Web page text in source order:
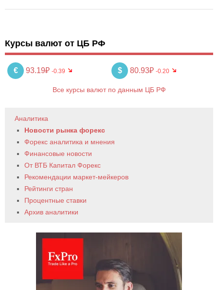
Курсы валют от ЦБ РФ
€ 93.19₽ -0.39 $ 80.93₽ -0.20
Все курсы валют по данным ЦБ РФ
Аналитика
Новости рынка форекс
Форекс аналитика и мнения
Финансовые новости
От ВТБ Капитал Форекс
Рекомендации маркет-мейкеров
Рейтинги стран
Процентные ставки
Архив аналитики